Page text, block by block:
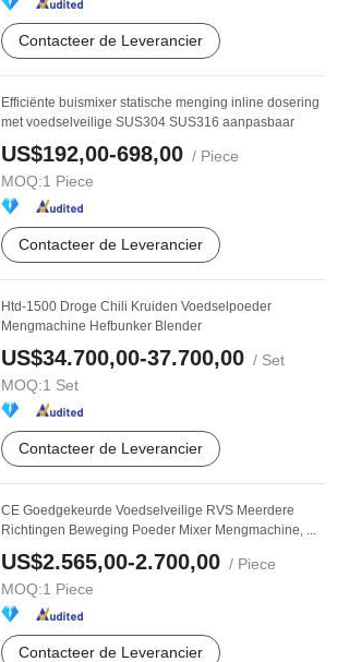
Contacteer de Leverancier
Efficiënte buismixer statische menging inline dosering
met voedselveilige SUS304 SUS316 aanpasbaar
US$192,00-698,00 / Piece
MOQ:1 Piece
Contacteer de Leverancier
Htd-1500 Droge Chili Kruiden Voedselpoeder
Mengmachine Hefbunker Blender
US$34.700,00-37.700,00 / Set
MOQ:1 Set
Contacteer de Leverancier
CE Goedgekeurde Voedselveilige RVS Meerdere
Richtingen Beweging Poeder Mixer Mengmachine, ...
US$2.565,00-2.700,00 / Piece
MOQ:1 Piece
Contacteer de Leverancier